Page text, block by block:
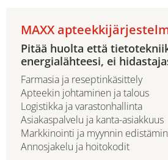
MAXX
Pitää huolta että
energialähteesi, ei
Farmasia ja reseptinkäsittely
Apteekin johtaminen ja talous
Logistikka ja varastonhallinta
Asiakaspalvelu ja kanta-asiakkuus
Markkinointi ja myynnin
Annosjakelu ja hoitokodit